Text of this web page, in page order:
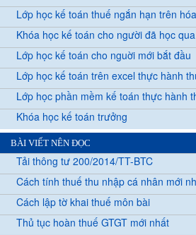
Lớp học kế toán thuế ngắn hạn trên
Khóa học kế toán cho người đã học
Lớp học kế toán cho nguời mới bắt đầu
Lớp học kế toán trên excel thực hành
Lớp học phần mềm kế toán thực hành
Khóa học kế toán trưởng
BÀI VIẾT NÊN ĐỌC
Tải thông tư 200/2014/TT-BTC
Cách tính thuế thu nhập cá nhân mới
Cách lập tờ khai thuế môn bài
Thủ tục hoàn thuế GTGT mới nhất